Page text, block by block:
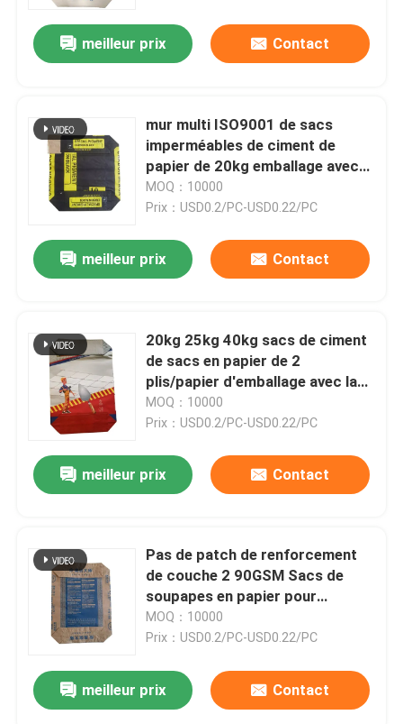
meilleur prix Contact
mur multi ISO9001 de sacs
imperméables de ciment de
papier de 20kg emballage avec
l'adhésif
MOQ：10000
Prix：USD0.2/PC-USD0.22/PC
meilleur prix Contact
20kg 25kg 40kg sacs de ciment
de sacs en papier de 2
plis/papier d'emballage avec la
poudre adhésive
MOQ：10000
Prix：USD0.2/PC-USD0.22/PC
meilleur prix Contact
Pas de patch de renforcement
de couche 2 90GSM Sacs de
soupapes en papier pour
emballage de ciment de 50 kg
MOQ：10000
Prix：USD0.2/PC-USD0.22/PC
meilleur prix Contact